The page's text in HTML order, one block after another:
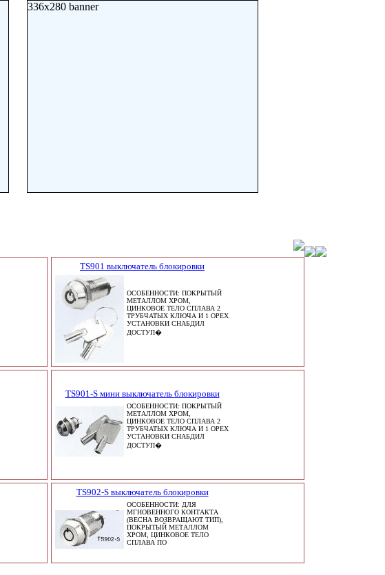
336x280 banner
TS901 выключатель блокировки
ОСОБЕННОСТИ: ПОКРЫТЫЙ
МЕТАЛЛОМ ХРОМ,
ЦИНКОВОЕ ТЕЛО СПЛАВА 2
ТРУБЧАТЫХ КЛЮЧА И 1 ОРЕХ
УСТАНОВКИ СНАБДИЛ
ДОСТУП�
TS901-S мини выключатель блокировки
ОСОБЕННОСТИ: ПОКРЫТЫЙ
МЕТАЛЛОМ ХРОМ,
ЦИНКОВОЕ ТЕЛО СПЛАВА 2
ТРУБЧАТЫХ КЛЮЧА И 1 ОРЕХ
УСТАНОВКИ СНАБДИЛ
ДОСТУП�
TS902-S выключатель блокировки
ОСОБЕННОСТИ: ДЛЯ
МГНОВЕННОГО КОНТАКТА
(ВЕСНА ВОЗВРАЩАЮТ ТИП),
ПОКРЫТЫЙ МЕТАЛЛОМ
ХРОМ, ЦИНКОВОЕ ТЕЛО
СПЛАВА ПО